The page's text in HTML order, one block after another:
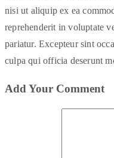
nisi ut aliquip ex ea
reprehenderit in voluptate
pariatur. Excepteur sint
culpa qui officia deserunt
Add Your Comment